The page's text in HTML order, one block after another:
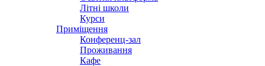
Літні школи
Курси
Приміщення
Конференц-зал
Проживання
Кафе